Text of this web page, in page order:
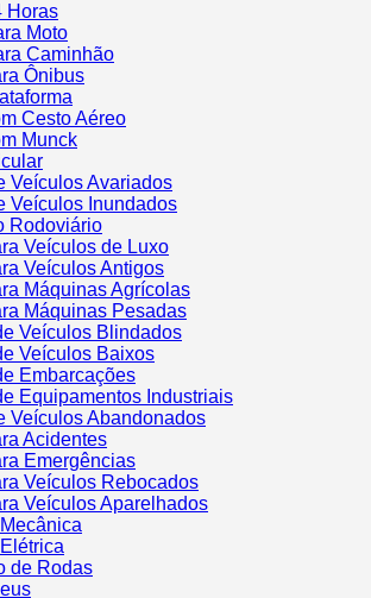
Horas
Moto
Caminhão
Ônibus
Cesto Aéreo
Munck
Veículos Avariados
Veículos Inundados
Rodoviário
Veículos de Luxo
Veículos Antigos
Máquinas Agrícolas
Máquinas Pesadas
Veículos Blindados
Veículos Baixos
Embarcações
Equipamentos Industriais
Veículos Abandonados
Acidentes
Emergências
Veículos Rebocados
Veículos Aparelhados
de Rodas